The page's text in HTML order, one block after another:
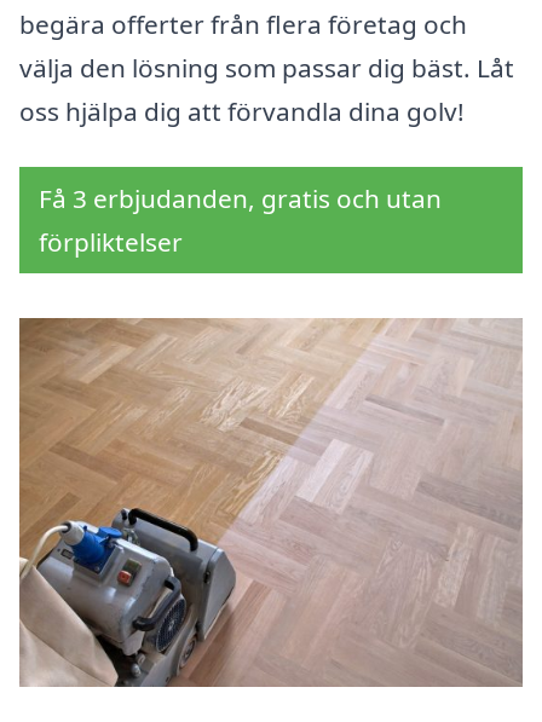
begära offerter från flera företag och
välja den lösning som passar dig bäst. Låt
oss hjälpa dig att förvandla dina golv!
Få 3 erbjudanden, gratis och utan
förpliktelser